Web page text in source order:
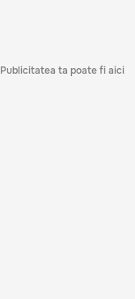
Publicitatea ta poate fi aici